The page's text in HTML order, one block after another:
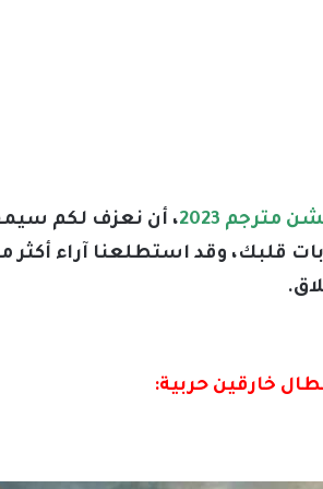
2023
، أن نعزف لكم
خارقين حربية: